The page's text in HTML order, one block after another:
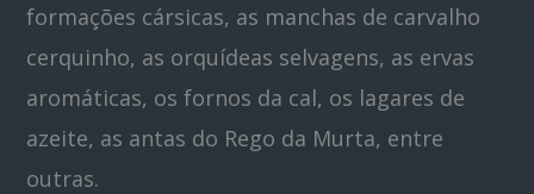
formações cársicas, as manchas de carvalho
cerquinho, as orquídeas selvagens, as ervas
aromáticas, os fornos da cal, os lagares de
azeite, as antas do Rego da Murta, entre
outras.